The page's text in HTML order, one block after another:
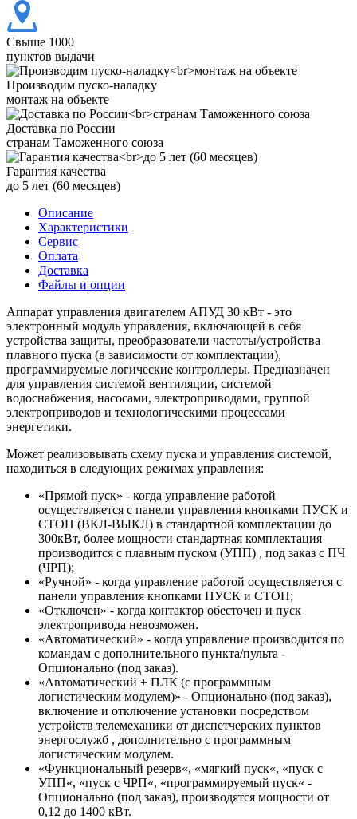
Свыше 1000
пунктов выдачи
Производим пуско-наладку
монтаж на объекте
Доставка по России
странам Таможенного союза
Гарантия качества
до 5 лет (60 месяцев)
Описание
Характеристики
Сервис
Оплата
Доставка
Файлы и опции
Аппарат управления двигателем АПУД 30 кВт - это
электронный модуль управления, включающей в себя
устройства защиты, преобразователи частоты/устройства
плавного пуска (в зависимости от комплектации),
программируемые логические контроллеры. Предназначен
для управления системой вентиляции, системой
водоснабжения, насосами, электроприводами, группой
электроприводов и технологическими процессами
энергетики.
Может реализовывать схему пуска и управления системой,
находиться в следующих режимах управления:
«Прямой пуск» - когда управление работой
осуществляется с панели управления кнопками ПУСК и
СТОП (ВКЛ-ВЫКЛ) в стандартной комплектации до
300кВт, более мощности стандартная комплектация
производится с плавным пуском (УПП) , под заказ с ПЧ
(ЧРП);
«Ручной» - когда управление работой осуществляется с
панели управления кнопками ПУСК и СТОП;
«Отключен» - когда контактор обесточен и пуск
электропривода невозможен.
«Автоматический» - когда управление производится по
командам с дополнительного пункта/пульта -
Опционально (под заказ).
«Автоматический + ПЛК (с программным
логистическим модулем)» - Опционально (под заказ),
включение и отключение установки посредством
устройств телемеханики от диспетчерских пунктов
энергослужб , дополнительно с программным
логистическим модулем.
«Функциональный резерв«, «мягкий пуск«, «пуск с
УПП«, «пуск с ЧРП«, «программируемый пуск« -
Опционально (под заказ), производятся мощности от
0,12 до 1400 кВт.